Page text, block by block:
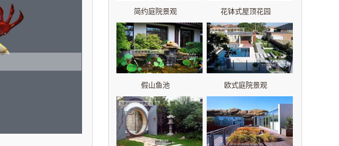
简约庭院景观 花钵式屋顶花园
假山鱼池 欧式庭院景观